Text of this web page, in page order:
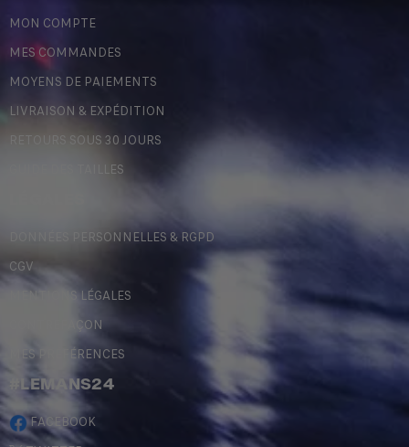
MON COMPTE
MES COMMANDES
MOYENS DE PAIEMENTS
LIVRAISON & EXPÉDITION
RETOURS SOUS 30 JOURS
GUIDE DES TAILLES
DONNÉES PERSONNELLES & RGPD
CGV
MENTIONS LÉGALES
CONTREFAÇON
MES PRÉFÉRENCES
#LEMANS24
FACEBOOK